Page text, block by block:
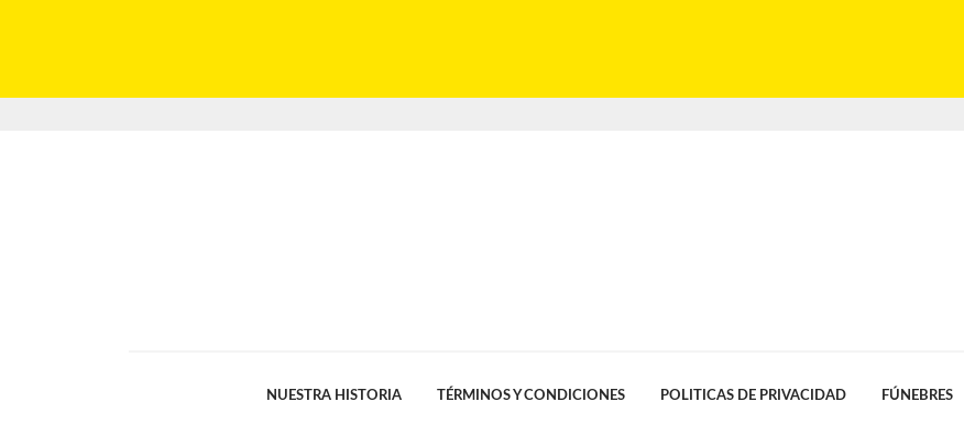
NUESTRA HISTORIA TÉRMINOS Y CONDICIONES POLITICAS DE PRIVACIDAD FÚNEBRES